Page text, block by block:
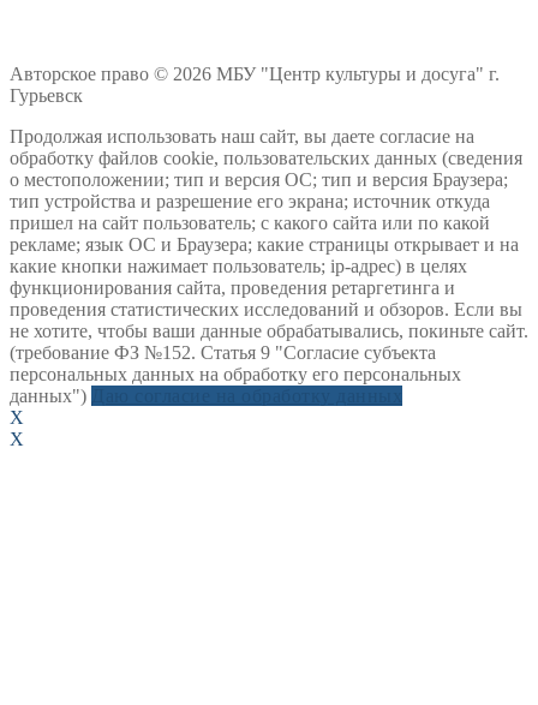
Авторское право © 2026 МБУ "Центр культуры и досуга" г.
Гурьевск
Продолжая использовать наш сайт, вы даете согласие на
обработку файлов cookie, пользовательских данных (сведения
о местоположении; тип и версия ОС; тип и версия Браузера;
тип устройства и разрешение его экрана; источник откуда
пришел на сайт пользователь; с какого сайта или по какой
рекламе; язык ОС и Браузера; какие страницы открывает и на
какие кнопки нажимает пользователь; ip-адрес) в целях
функционирования сайта, проведения ретаргетинга и
проведения статистических исследований и обзоров. Если вы
не хотите, чтобы ваши данные обрабатывались, покиньте сайт.
(требование ФЗ №152. Статья 9 "Согласие субъекта
персональных данных на обработку его персональных
данных")
X
X